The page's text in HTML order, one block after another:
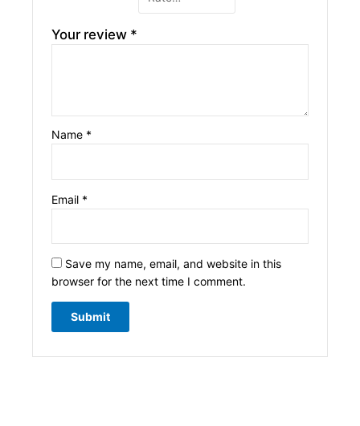
Your review *
Name *
Email *
Save my name, email, and website in this
browser for the next time I comment.